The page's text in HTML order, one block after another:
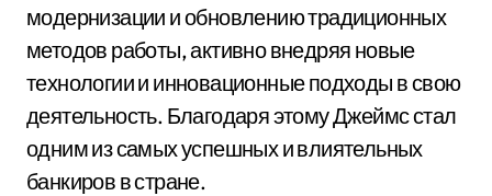
модернизации и обновлению традиционных
методов работы, активно внедряя новые
технологии и инновационные подходы в свою
деятельность. Благодаря этому Джеймс стал
одним из самых успешных и влиятельных
банкиров в стране.